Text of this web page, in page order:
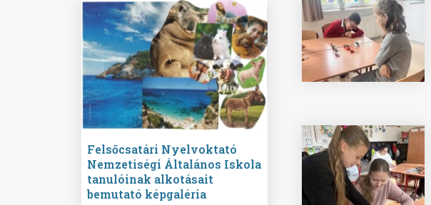
Felsőcsatári Nyelvoktató
Nemzetiségi Általános Iskola
tanulóinak alkotásait
bemutató képgaléria
Győrvári Béri Balogh Ádám
Általános
Iskola diákjainak alkotásait
bemutató képgaléria